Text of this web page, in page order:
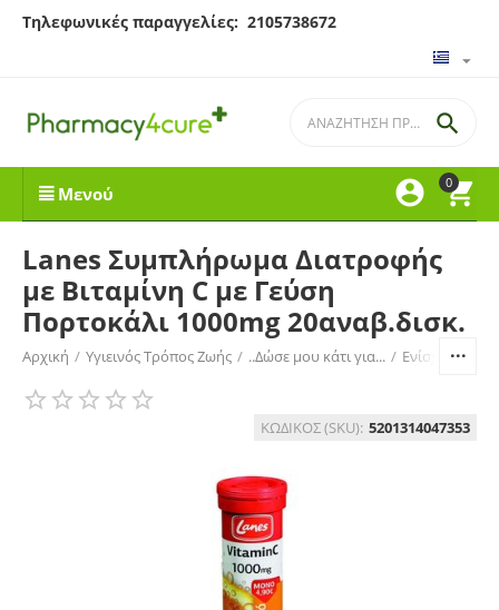
Τηλεφωνικές παραγγελίες: 2105738672
0



Μενού
Lanes Συμπλήρωμα Διατροφής
με Βιταμίνη C με Γεύση
Πορτοκάλι 1000mg 20αναβ.δισκ.
Αρχική / Υγιεινός Τρόπος Ζωής / ..Δώσε μου κάτι για... / Ενίσχυση
ΚΩΔΙΚΟΣ (SKU): 5201314047353